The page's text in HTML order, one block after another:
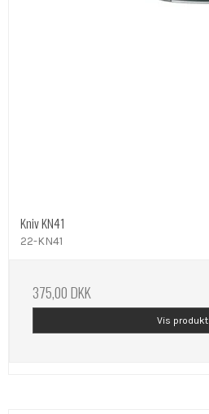
Kniv KN41
22-KN41
375,00 DKK
Vis produkt